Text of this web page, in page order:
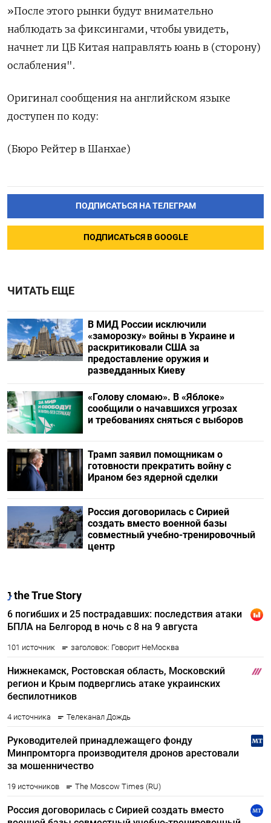
»После этого рынки будут внимательно
наблюдать за фиксингами, чтобы увидеть,
начнет ли ЦБ Китая направлять юань в (сторону)
ослабления".
Оригинал сообщения на английском языке
доступен по коду:
(Бюро Рейтер в Шанхае)
ПОДПИСАТЬСЯ НА ТЕЛЕГРАМ
ПОДПИСАТЬСЯ В GOOGLE
ЧИТАТЬ ЕЩЕ
В МИД России исключили
«заморозку» войны в Украине и
раскритиковали США за
предоставление оружия и
разведданных Киеву
«Голову сломаю». В «Яблоке»
сообщили о начавшихся угрозах
и требованиях сняться с выборов
Трамп заявил помощникам о
готовности прекратить войну с
Ираном без ядерной сделки
Россия договорилась с Сирией
создать вместо военной базы
совместный учебно-тренировочный
центр